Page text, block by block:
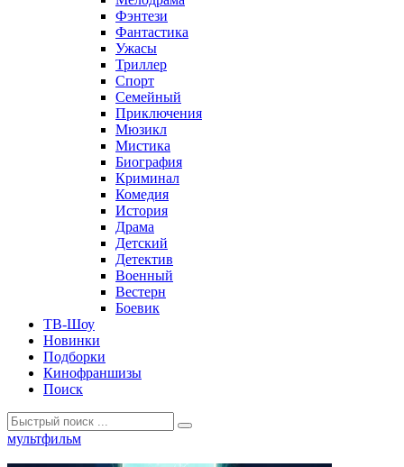
Фэнтези
Фантастика
Ужасы
Триллер
Спорт
Семейный
Приключения
Мюзикл
Мистика
Биография
Криминал
Комедия
История
Драма
Детский
Детектив
Военный
Вестерн
Боевик
ТВ-Шоу
Новинки
Подборки
Кинофраншизы
Поиск
мультфильм